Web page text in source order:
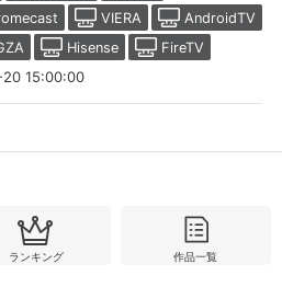
基本情報、本人連絡先、パスワード 、クレ
ジットカード情報の変更が可能です。
現在獲得済みのお得なクーポンを確認でき
ます。
VIERA
AndroidTV
Hisense
FireTV
20 15:00:00
ランキング 作品一覧